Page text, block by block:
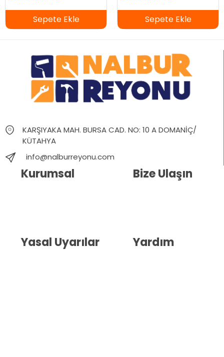
Sepete Ekle Sepete Ekle
KARŞIYAKA MAH. BURSA CAD. NO: 10 A DOMANİÇ/
KÜTAHYA
info@nalburreyonu.com
Kurumsal
Yasal Uyarılar
Bize Ulaşın
Yardım